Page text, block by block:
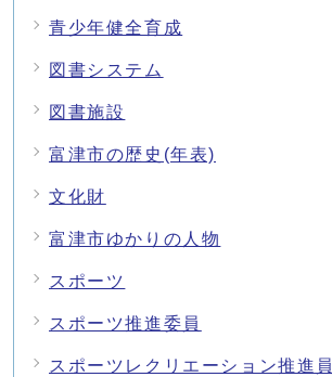
青少年健全育成
図書システム
図書施設
富津市の歴史(年表)
文化財
富津市ゆかりの人物
スポーツ
スポーツ推進委員
スポーツレクリエーション推進員